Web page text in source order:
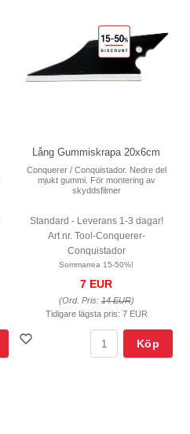
Lång Gummiskrapa 20x6cm
Conquerer / Conquistador. Nedre del
mjukt gummi. För montering av
skyddsfilmer
Standard - Leverans 1-3 dagar!
Art nr. Tool-Conquerer-
Conquistador
Sommarrea 15-50%!
7 EUR
(Ord. Pris:14 EUR)
Tidigare lägsta pris: 7 EUR
Köp